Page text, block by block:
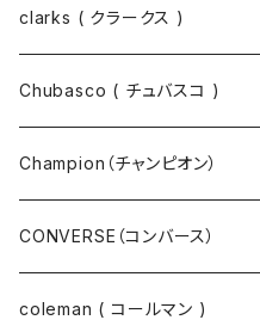
スウェット
パーカー
ニット
ジャケット
コート
ジャケット
パーカー
clarks ( クラークス )
Chubasco ( チュバスコ )
Champion（チャンピオン）
スウェットパンツ
パーカー
CONVERSE（コンバース）
coleman ( コールマン )